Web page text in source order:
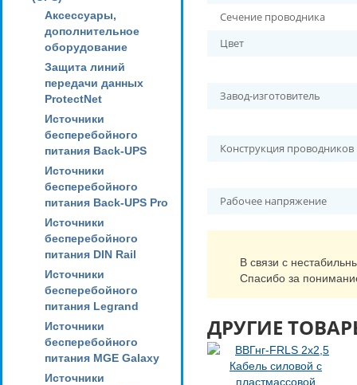
Аксессуары,
дополнительное
оборудование
Защита линий
передачи данных
ProtectNet
Источники
бесперебойного
питания Back-UPS
Источники
бесперебойного
питания Back-UPS Pro
Источники
бесперебойного
питания DIN Rail
Источники
бесперебойного
питания Legrand
Источники
бесперебойного
питания MGE Galaxy
Источники
Сечение проводника
Цвет
Завод-изготовитель
Конструкция проводников
Рабочее напряжение
В связи с
Спасибо за
ДРУГИЕ